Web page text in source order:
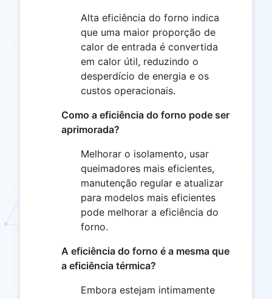
Alta eficiência do forno indica
que uma maior proporção de
calor de entrada é convertida
em calor útil, reduzindo o
desperdício de energia e os
custos operacionais.
Como a eficiência do forno pode ser
aprimorada?
Melhorar o isolamento, usar
queimadores mais eficientes,
manutenção regular e atualizar
para modelos mais eficientes
pode melhorar a eficiência do
forno.
A eficiência do forno é a mesma que
a eficiência térmica?
Embora estejam intimamente